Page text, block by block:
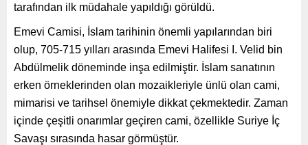
tarafından ilk müdahale yapıldığı görüldü.
Emevi Camisi, İslam tarihinin önemli yapılarından biri
olup, 705-715 yılları arasında Emevi Halifesi I. Velid bin
Abdülmelik döneminde inşa edilmiştir. İslam sanatının
erken örneklerinden olan mozaikleriyle ünlü olan cami,
mimarisi ve tarihsel önemiyle dikkat çekmektedir. Zaman
içinde çeşitli onarımlar geçiren cami, özellikle Suriye İç
Savaşı sırasında hasar görmüştür.